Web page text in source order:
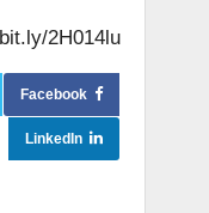
2H014lu
Facebook
LinkedIn